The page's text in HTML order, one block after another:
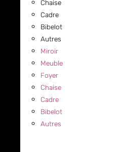
Chaise
Cadre
Bibelot
Autres
Miroir
Meuble
Foyer
Chaise
Cadre
Bibelot
Autres